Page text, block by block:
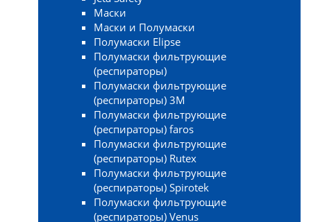
Маски
Маски и Полумаски
Полумаски Elipse
Полумаски фильтрующие
(респираторы)
Полумаски фильтрующие
(респираторы) 3М
Полумаски фильтрующие
(респираторы) faros
Полумаски фильтрующие
(респираторы) Rutex
Полумаски фильтрующие
(респираторы) Spirotek
Полумаски фильтрующие
(респираторы) Venus